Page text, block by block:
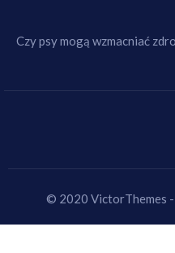
Czy psy mogą wzmacniać
© 2020 VictorThemes